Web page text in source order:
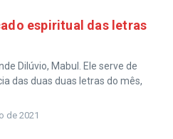
espiritual das letras
Dilúvio, Mabul. Ele serve de
das duas duas letras do mês,
de 2021